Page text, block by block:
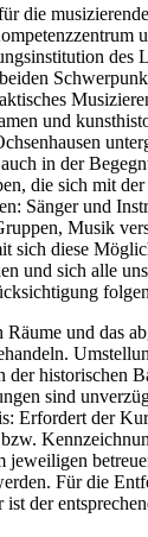
die
des
und
in der
die sich mit
Sänger und
Musik
sich diese
und sich alle
Räume und das
der historischen
sind
Erfordert der
jeweiligen
Für die
der